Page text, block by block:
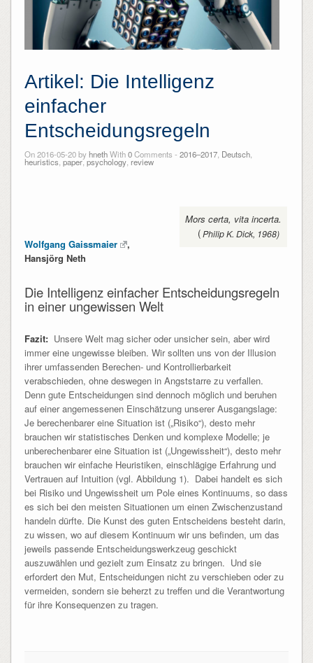
Artikel: Die Intelligenz
einfacher
Entscheidungsregeln
On 2016-05-20 byhnethWith0Comments - 2016–2017, Deutsch,
heuristics paper,psychology, review
Mors certa, vita incerta.
(Philip K. Dick, 1968)
Wolfgang Gaissmaier
,
Hansjörg Neth
Die Intelligenz einfacher Entscheidungsregeln
in einer ungewissen Welt
Fazit: Unsere Welt mag sicher oder unsicher sein, aber wird
immer eine ungewisse bleiben. Wir sollten uns von der Illusion
ihrer umfassenden Berechen- und Kontrollierbarkeit
verabschieden, ohne deswegen in Angststarre zu verfallen.
Denn gute Entscheidungen sind dennoch möglich und beruhen
auf einer angemessenen Einschätzung unserer Ausgangslage:
Je berechenbarer eine Situation ist („Risiko“), desto mehr
brauchen wir statistisches Denken und komplexe Modelle; je
unberechenbarer eine Situation ist („Ungewissheit“), desto mehr
brauchen wir einfache Heuristiken, einschlägige Erfahrung und
Vertrauen auf Intuition (vgl. Abbildung 1). Dabei handelt es sich
bei Risiko und Ungewissheit um Pole eines Kontinuums, so dass
es sich bei den meisten Situationen um einen Zwischenzustand
handeln dürfte. Die Kunst des guten Entscheidens besteht darin,
zu wissen, wo auf diesem Kontinuum wir uns befinden, um das
jeweils passende Entscheidungswerkzeug geschickt
auszuwählen und gezielt zum Einsatz zu bringen. Und sie
erfordert den Mut, Entscheidungen nicht zu verschieben oder zu
vermeiden, sondern sie beherzt zu treffen und die Verantwortung
für ihre Konsequenzen zu tragen.